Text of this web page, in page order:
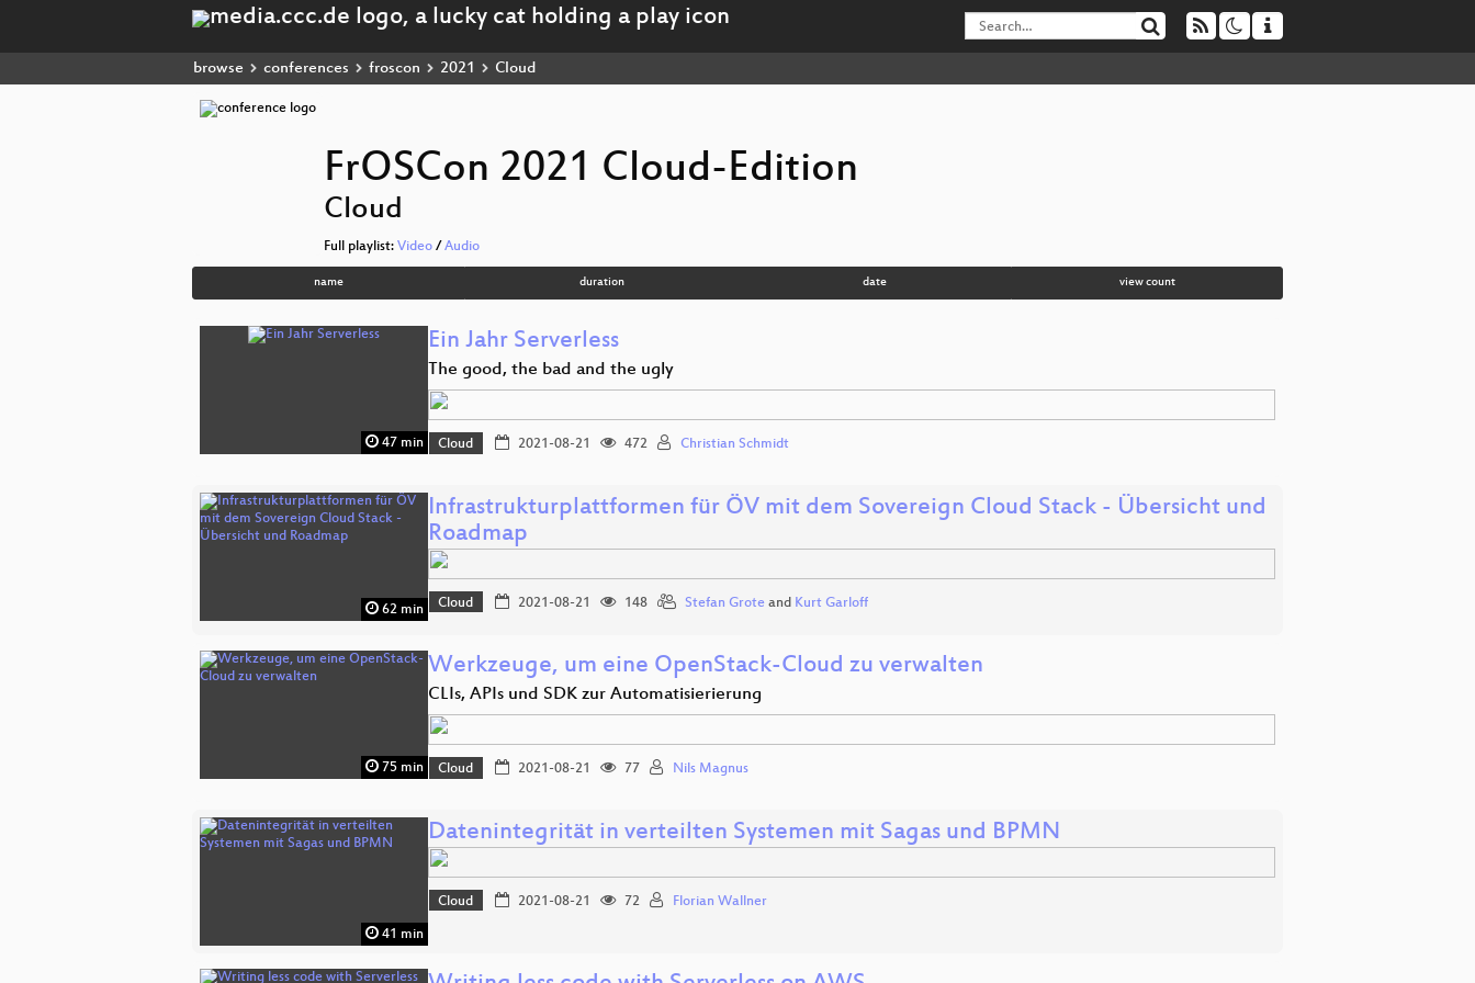
browse conferences froscon 2021 Cloud
FrOSCon 2021 Cloud-Edition
Cloud
Full playlist: Video / Audio
name duration date view count
47 min
Ein Jahr Serverless
The good, the bad and the ugly
Cloud 2021-08-21 472 Christian Schmidt
62 min
Infrastrukturplattformen für ÖV mit dem Sovereign Cloud Stack - Übersicht und
Roadmap
Cloud 2021-08-21 148 Stefan Groteand Kurt Garloff
75 min
Werkzeuge, um eine OpenStack-Cloud zu verwalten
CLIs, APIs und SDK zur Automatisierierung
Cloud 2021-08-21 77 Nils Magnus
41 min
Datenintegrität in verteilten Systemen mit Sagas und BPMN
Cloud 2021-08-21 72 Florian Wallner